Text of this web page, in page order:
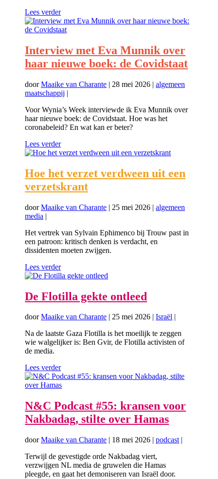
Lees verder
Interview met Eva Munnik over
haar nieuwe boek: de Covidstaat
doorMaaike van Charante | 28 mei 2026 |algemeen
maatschappij |
Voor Wynia’s Week interviewde ik Eva Munnik over
haar nieuwe boek: de Covidstaat. Hoe was het
coronabeleid? En wat kan er beter?
Lees verder
Hoe het verzet verdween uit een
verzetskrant
doorMaaike van Charante | 25 mei 2026 |algemeen
media |
Het vertrek van Sylvain Ephimenco bij Trouw past in
een patroon: kritisch denken is verdacht, en
dissidenten moeten zwijgen.
Lees verder
De Flotilla gekte ontleed
doorMaaike van Charante |25 mei 2026 |Israël |
Na de laatste Gaza Flotilla is het moeilijk te zeggen
wie walgelijker is: Ben Gvir, de Flotilla activisten of
de media.
Lees verder
N&C Podcast #55: kransen voor
Nakbadag, stilte over Hamas
doorMaaike van Charante | 18 mei 2026 |podcast |
Terwijl de gevestigde orde Nakbadag viert,
verzwijgen NL media de gruwelen die Hamas
pleegde, en gaat het demoniseren van Israël door.